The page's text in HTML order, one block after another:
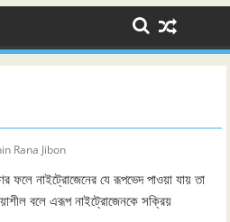
Rana Jibon
ফলে নাইট্রোজেনের যে রূপভেদ পাওয়া যায় তা
বলে এরূপ নাইট্রোজেনকে সক্রিয়